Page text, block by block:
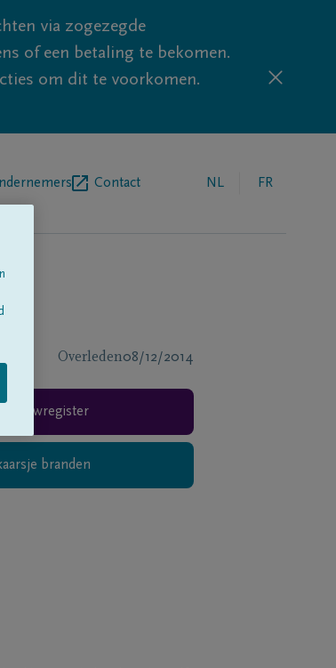
via zogezegde
of een betaling te bekomen.
om dit te voorkomen.
Contact NL FR
Overleden08/12/2014
Rouwregister
branden